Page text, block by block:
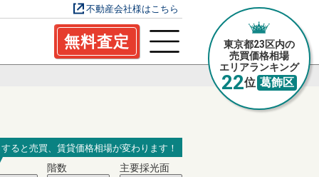
不動産会社様はこちら
無料査定
東京都23区内の
売買価格相場
エリアランキング
22位 葛飾区
ると売買、賃貸価格相場が変わります！
階数 主要採光面